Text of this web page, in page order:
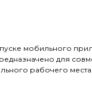
мобильного
для
рабочего места.